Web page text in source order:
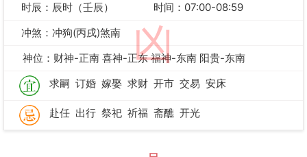
凶
时辰：辰时（壬辰）
时间：07:00-08:59
冲煞：冲狗(丙戌)煞南
神位：财神-正南 喜神-正东 福神-东南 阳贵-东南
求嗣 订婚 嫁娶 求财 开市 交易 安床
赴任 出行 祭祀 祈福 斋醮 开光